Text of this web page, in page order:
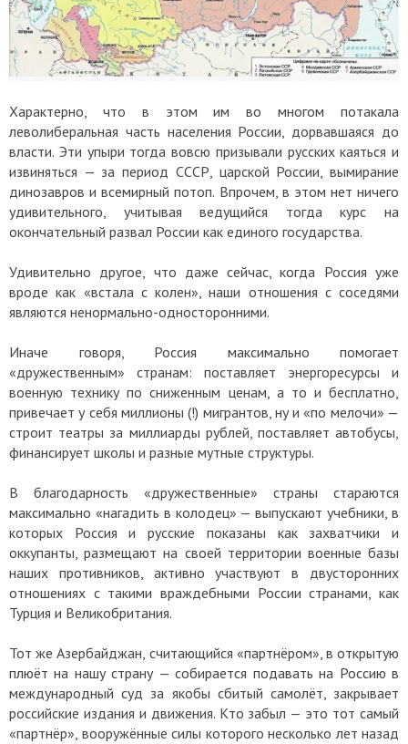
Характерно, что в этом им во многом потакала
леволиберальная часть населения России, дорвавшаяся до
власти. Эти упыри тогда вовсю призывали русских каяться и
извиняться — за период СССР, царской России, вымирание
динозавров и всемирный потоп. Впрочем, в этом нет ничего
удивительного, учитывая ведущийся тогда курс на
окончательный развал России как единого государства.
Удивительно другое, что даже сейчас, когда Россия уже
вроде как «встала с колен», наши отношения с соседями
являются ненормально-односторонними.
Иначе говоря, Россия максимально помогает
«дружественным» странам: поставляет энергоресурсы и
военную технику по сниженным ценам, а то и бесплатно,
привечает у себя миллионы (!) мигрантов, ну и «по мелочи» —
строит театры за миллиарды рублей, поставляет автобусы,
финансирует школы и разные мутные структуры.
В благодарность «дружественные» страны стараются
максимально «нагадить в колодец» — выпускают учебники, в
которых Россия и русские показаны как захватчики и
оккупанты, размещают на своей территории военные базы
наших противников, активно участвуют в двусторонних
отношениях с такими враждебными России странами, как
Турция и Великобритания.
Тот же Азербайджан, считающийся «партнёром», в открытую
плюёт на нашу страну — собирается подавать на Россию в
международный суд за якобы сбитый самолёт, закрывает
российские издания и движения. Кто забыл — это тот самый
«партнёр», вооружённые силы которого несколько лет назад